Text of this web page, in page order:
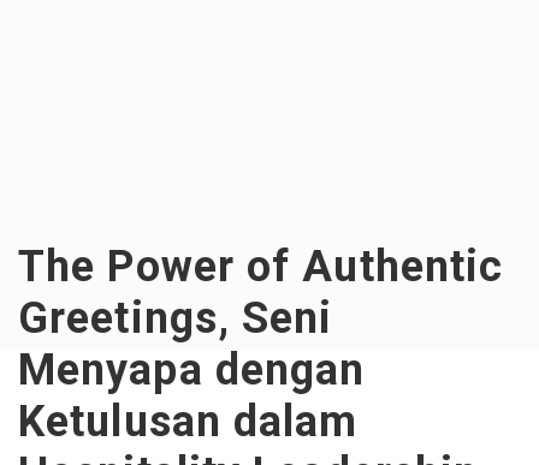
The Power of Authentic
Greetings, Seni
Menyapa dengan
Ketulusan dalam